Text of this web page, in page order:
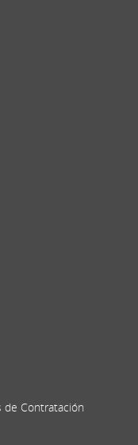
de Contratación